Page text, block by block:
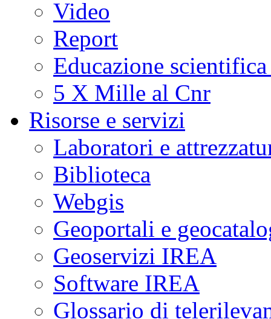
Video
Report
Educazione
5 X Mille al Cnr
Risorse e servizi
Laboratori e
Biblioteca
Webgis
Geoportali e
Geoservizi IREA
Software IREA
Glossario di